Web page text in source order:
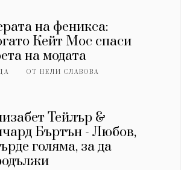
на феникса:
Кейт Мос спаси
на модата
ОТНЕЛИ СЛАВОВА
Тейлър &
Бъртън - Любов,
голяма, за да